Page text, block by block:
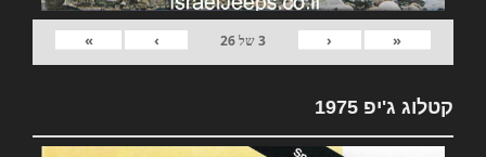
«
‹
3של26
›
»
קטלוג ג'יפ 1975